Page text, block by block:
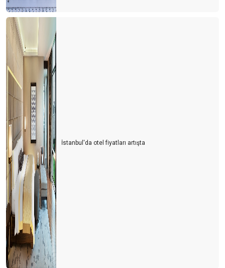
İstanbul'da otel fiyatları artışta